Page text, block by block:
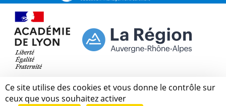
Ce site utilise des cookies et vous donne le contrôle sur
ceux que vous souhaitez activer